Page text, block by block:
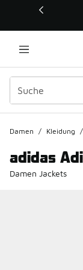
Dieser Link öffnet
Damen / Kleidung /
adidas
Damen Jackets